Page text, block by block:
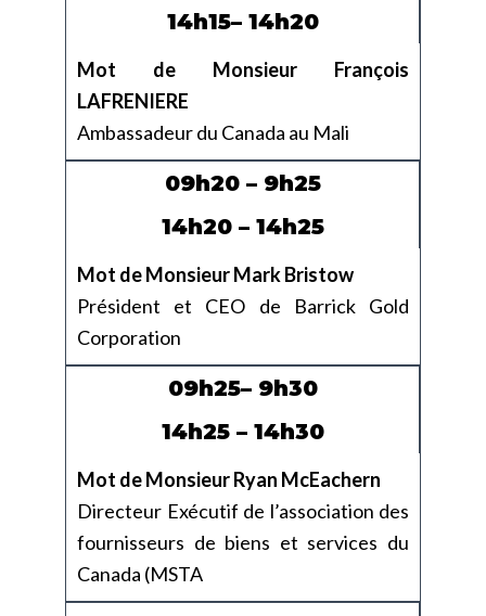
14h15– 14h20
Mot de Monsieur François
LAFRENIERE
Ambassadeur du Canada au Mali
09h20 – 9h25
14h20 – 14h25
Mot de Monsieur Mark Bristow
Président et CEO de Barrick Gold
Corporation
09h25– 9h30
14h25 – 14h30
Mot de Monsieur Ryan McEachern
Directeur Exécutif de l’association des
fournisseurs de biens et services du
Canada (MSTA